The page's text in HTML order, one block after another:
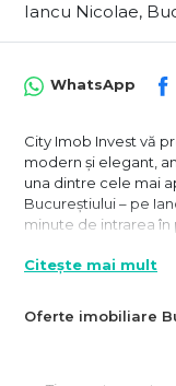
Iancu Nicolae,
Oferte imobiliare
WhatsApp
City Imob Invest vă
modern și elegant,
una dintre cele mai
Bucureștiului – pe
minute de intrarea în
sau cuplurilor care
punctele de interes
Citește mai mult